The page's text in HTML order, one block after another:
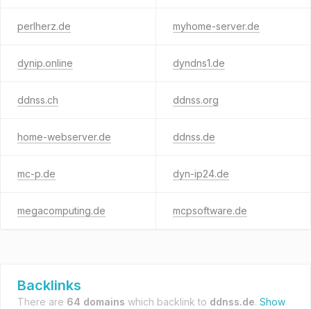
perlherz.de myhome-server.de
dynip.online dyndns1.de
ddnss.ch ddnss.org
home-webserver.de ddnss.de
mc-p.de dyn-ip24.de
megacomputing.de mcpsoftware.de
Backlinks
There are 64 domains which backlink to ddnss.de. Show